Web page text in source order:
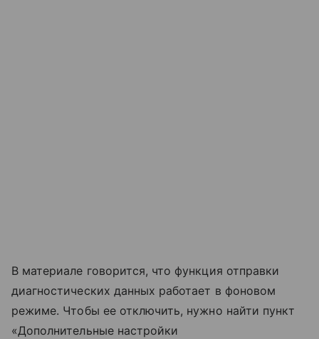
В материале говорится, что функция отправки
диагностических данных работает в фоновом
режиме. Чтобы ее отключить, нужно найти пункт
«Дополнительные настройки